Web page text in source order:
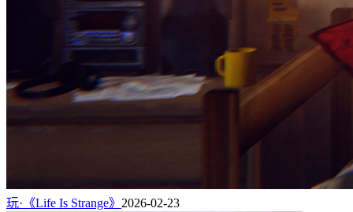
玩·《Life Is Strange》 2026-02-23